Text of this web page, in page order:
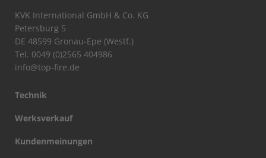
KVK International GmbH & Co. KG
Petersburg 5
DE 48599 Gronau-Epe (Westf.)
Tel. 0049 (0)2565 404986
info@top-fire.de
Technik
Werksverkauf
Kundenmeinungen